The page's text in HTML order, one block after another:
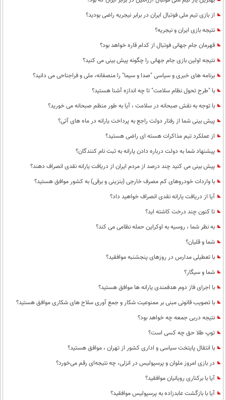
از بازی تیم ملی فوتبال ایران در برابر نیجریه راضی بودید؟
نتیجه بازی ایران و نیجریه؟
قهرمان جام جهانی فوتبال از کدام قاره خواهد بود؟
نتیجه اولین بازی جام جهانی را چگونه پیش بینی می کنید؟
برنامه های خبری و سیاسی "صدا و سیما" را منصفانه، ملی و فراجناحی می دانید؟
با "طرح تحول نظام سلامت"‌ تا چه اندازه آشنا هستید؟
با توجه به نقش صبحانه در سلامت ، آیا به طور منظم صبحانه می خورید؟
پیش بینی شما از رفتار دولت راجع به پرداخت یارانه در ماه های آتی؟
از عملکرد تیم مذاکرات هسته ای راضی هستید؟
پیشنهاد شما به دولت درباره دادن یارانه به ثبت نام کنندگان؟
پیش بینی می کنید چند درصد از مردم ایران از دریافت یارانه نقدی انصراف دهند؟
با واردات خودروهای کم مصرف خارجی (بنزینی و برقی) به کشور موافق هستید؟
آیا از دریافت یارانه نقدی انصراف خواهید داد؟
تا کنون چند درخت کاشته اید؟
به نظر شما ، روسیه به اوکراین حمله نظامی می کند؟
شما و قلیان؟
با تعطیلی مدارس در روزهای پنجشنبه موافقید؟
شما و سیگار؟
با اجرای فاز دوم هدفمندی یارانه ها موافق هستید؟
با تصویب قانونی مبنی بر ممنوعیت شکار و جمع آوری سلاح های شکاری موافق هستید؟
نتیجه دربی جمعه چه خواهد بود؟
توپ طلا حق چه کسی است؟
با انتقال پایتخت سیاسی و اداری کشور از تهران ، موافق هستید؟
در بازی امروز ملوان و پرسپولیس در انزلی، چه نتیجه‌ای رقم می‌خورد؟
آیا با برکناری رویانیان موافقید؟
آیا با بازگشت عابدزاده به پرسپولیس موافقید؟